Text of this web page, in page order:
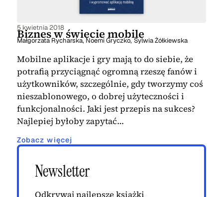
5 kwietnia 2018
Biznes w świecie mobile
Małgorzata Rycharska,Noemi Gryczko,Sylwia Żółkiewska
Mobilne aplikacje i gry mają to do siebie, że
potrafią przyciągnąć ogromną rzeszę fanów i
użytkowników, szczególnie, gdy tworzymy coś
nieszablonowego, o dobrej użyteczności i
funkcjonalności. Jaki jest przepis na sukces?
Najlepiej byłoby zapytać…
Zobacz więcej
Newsletter